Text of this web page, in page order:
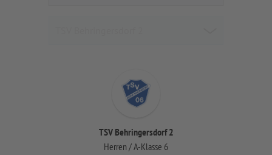
TSV Behringersdorf 2
Herren / A-Klasse 6